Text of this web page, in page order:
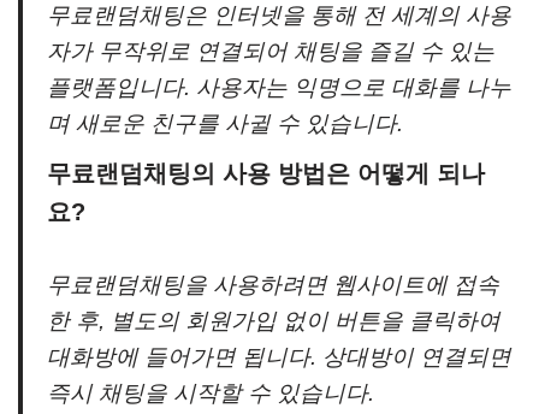
무료랜덤채팅은 인터넷을 통해 전 세계의 사용
자가 무작위로 연결되어 채팅을 즐길 수 있는
플랫폼입니다. 사용자는 익명으로 대화를 나누
며 새로운 친구를 사귈 수 있습니다.
무료랜덤채팅의 사용 방법은 어떻게 되나
요?
무료랜덤채팅을 사용하려면 웹사이트에 접속
한 후, 별도의 회원가입 없이 버튼을 클릭하여
대화방에 들어가면 됩니다. 상대방이 연결되면
즉시 채팅을 시작할 수 있습니다.